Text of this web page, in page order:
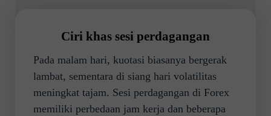
Ciri khas sesi perdagangan
Pada malam hari, kuotasi biasanya bergerak
lambat, sementara di siang hari volatilitas
meningkat tajam. Sesi perdagangan di Forex
memiliki perbedaan jam kerja dan beberapa